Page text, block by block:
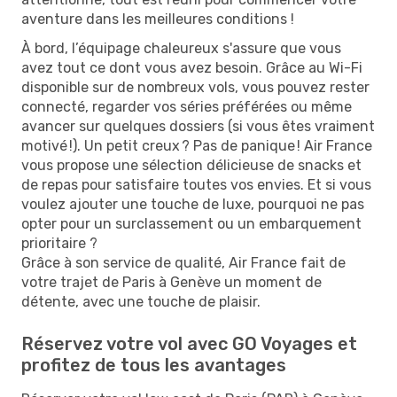
aventure dans les meilleures conditions !
À bord, l’équipage chaleureux s'assure que vous
avez tout ce dont vous avez besoin. Grâce au Wi-Fi
disponible sur de nombreux vols, vous pouvez rester
connecté, regarder vos séries préférées ou même
avancer sur quelques dossiers (si vous êtes vraiment
motivé !). Un petit creux ? Pas de panique ! Air France
vous propose une sélection délicieuse de snacks et
de repas pour satisfaire toutes vos envies. Et si vous
voulez ajouter une touche de luxe, pourquoi ne pas
opter pour un surclassement ou un embarquement
prioritaire ?
Grâce à son service de qualité, Air France fait de
votre trajet de Paris à Genève un moment de
détente, avec une touche de plaisir.
Réservez votre vol avec GO Voyages et
profitez de tous les avantages